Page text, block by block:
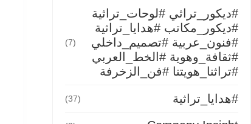
#ديكور_تراثي #لوحات_تراثية
#ديكور_مكاتب #هدايا_تراثية
#فنون_عربية #تصميم_داخلي
#ثقافة_وهوية #الخط_العربي
#تراثنا_هويتنا #فن_الزخرفة
(7)
#هدايا_تراثية (37)